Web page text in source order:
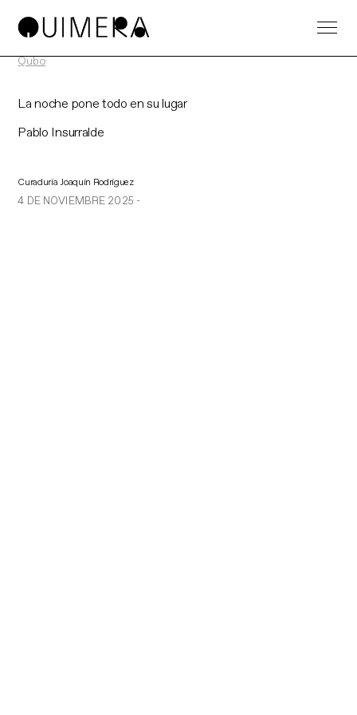
Qubo
La noche pone todo en su lugar
Pablo Insurralde
Curaduría Joaquín Rodríguez
4 DE NOVIEMBRE 2025 -